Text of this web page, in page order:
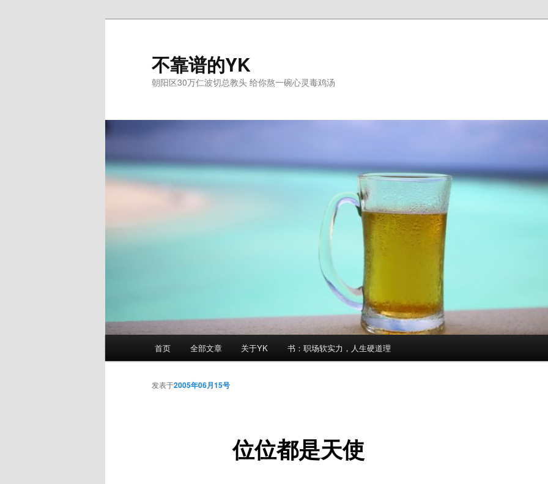
不靠谱的YK
朝阳区30万仁波切总教头 给你熬一碗心灵毒鸡汤
首页 全部文章 关于YK 书：职场软实力，人生硬道理
位位都是天使
发表于2005年06月15号